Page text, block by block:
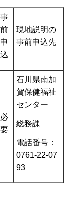
事
前
申
込
現地説明の
事前申込先
必
要
石川県南加
賀保健福祉
センター
総務課
電話番号：
0761-22-07
93